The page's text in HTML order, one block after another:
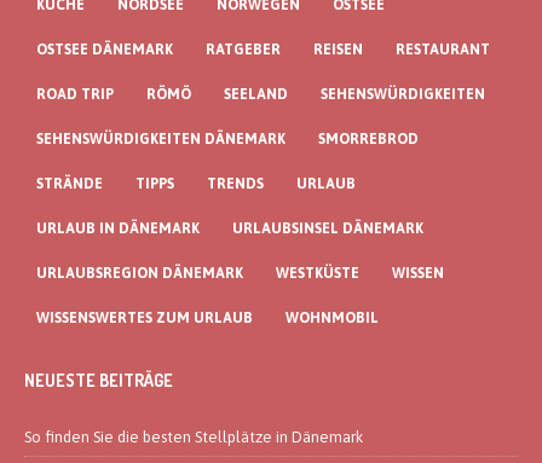
KÜCHE NORDSEE NORWEGEN OSTSEE
OSTSEE DÄNEMARK RATGEBER REISEN RESTAURANT
ROAD TRIP RÖMÖ SEELAND SEHENSWÜRDIGKEITEN
SEHENSWÜRDIGKEITEN DÄNEMARK SMORREBROD
STRÄNDE TIPPS TRENDS URLAUB
URLAUB IN DÄNEMARK URLAUBSINSEL DÄNEMARK
URLAUBSREGION DÄNEMARK WESTKÜSTE WISSEN
WISSENSWERTES ZUM URLAUB WOHNMOBIL
NEUESTE BEITRÄGE
So finden Sie die besten Stellplätze in Dänemark